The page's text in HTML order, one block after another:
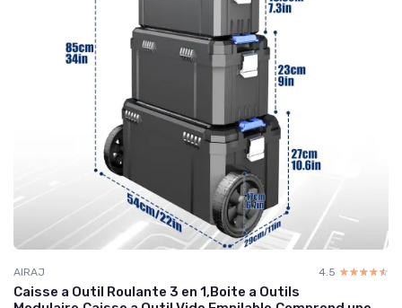
AIRAJ 4.5 ☆☆☆☆☆
★★★★★
Caisse a Outil Roulante 3 en 1,Boite a Outils